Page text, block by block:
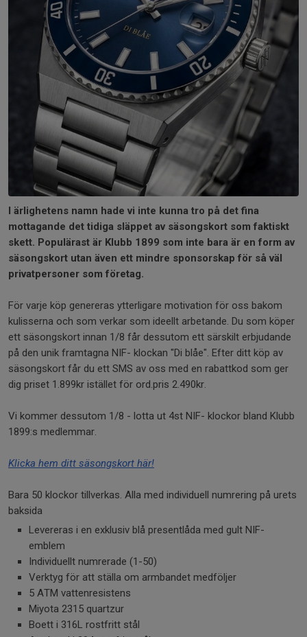
I ärlighetens namn hade vi inte kunna tro på det fina
mottagande det tidiga släppet av säsongskort som faktiskt
skett. Populärast är Klubb 1899 som inte bara är en form av
säsongskort utan även ett mindre sponsorskap för så väl
privatpersoner som företag.
För varje köp genereras ytterligare motivation för oss bakom
kulisserna och som verkar som ideellt arbetande. Du som köper
ett säsongskort innan 1/8 får dessutom ett särskilt erbjudande
på den unik framtagna NIF- klockan "Di blåe". Efter ditt köp av
säsongskort får du ett SMS av oss med en rabattkod som ger
dig priset 1.899kr istället för ord.pris 2.490kr.
Vi kommer dessutom 1/8 - lotta ut 4st NIF- klockor bland Klubb
1899:s medlemmar.
Klicka hem ditt säsongskort här!
Bara 50 klockor tillverkas. Alla med individuell numrering på urets
baksida
Levereras i en exklusiv blå presentlåda med gult NIF-
emblem
Individuellt numrerade (1-50)
Verktyg för att ställa om armbandet medföljer
5 ATM vattenresistens
Miyota 2315 quartzur
Boett i 316L rostfritt stål